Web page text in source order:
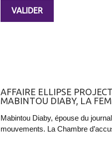
​AFFAIRE ELLIPSE
MABINTOU DIABY, LA
Mabintou Diaby, épouse du
mouvements. La Chambre